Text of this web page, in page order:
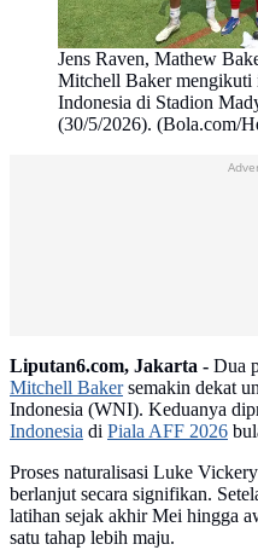
Jens Raven, Mathew
Mitchell Baker mengikuti
Indonesia di Stadion
(30/5/2026). (Bola.com/
Liputan6.com, Jakarta - Dua
Mitchell Bakersemakin dekat
Indonesia (WNI). Keduanya
Indonesia di Piala AFF 2026
Proses naturalisasi Luke
berlanjut secara signifikan.
latihan sejak akhir Mei hingga
satu tahap lebih maju.